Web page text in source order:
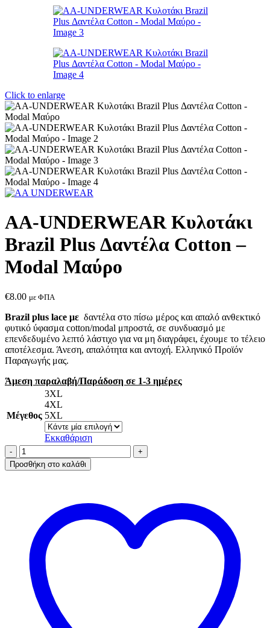
Click to enlarge
AA-UNDERWEAR Κυλοτάκι
Brazil Plus Δαντέλα Cotton –
Modal Μαύρο
€8.00 με ΦΠΑ
Brazil plus lace με δαντέλα στο πίσω μέρος και απαλό ανθεκτικό
φυτικό ύφασμα cotton/modal μπροστά, σε συνδυασμό με
επενδεδυμένο λεπτό λάστιχο για να μη διαγράφει, έχουμε το τέλειο
αποτέλεσμα. Άνεση, απαλότητα και αντοχή. Ελληνικό Προϊόν
Παραγωγής μας.
Άμεση παραλαβή/Παράδοση σε 1-3 ημέρες
Μέγεθος
3XL
4XL
5XL
Εκκαθάριση
AA-
UNDERWEAR
Κυλοτάκι
Modal
Μαύρο
ποσότητα
Προσθήκη στο καλάθι